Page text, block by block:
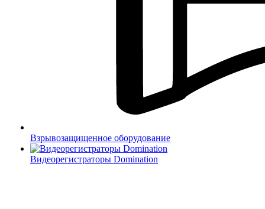
Взрывозащищенное оборудование
Видеорегистраторы Domination